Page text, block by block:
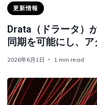
更新情報
Drata（ドラータ）
同期を可能にし、
2026年6月1日 1 min read